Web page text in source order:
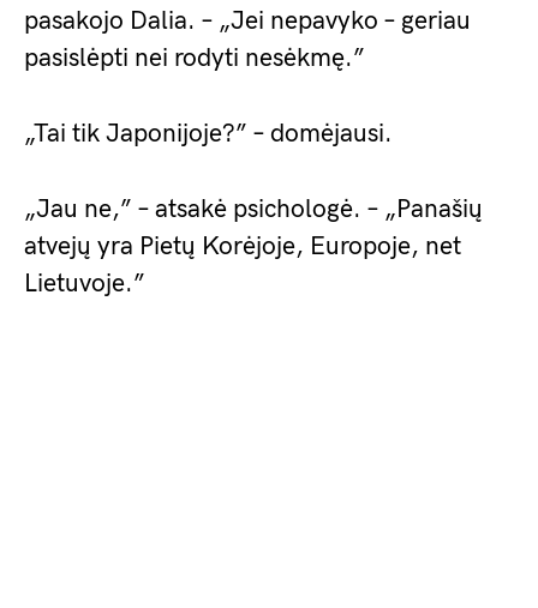
pasakojo Dalia. – „Jei nepavyko – geriau
pasislėpti nei rodyti nesėkmę.”
„Tai tik Japonijoje?” – domėjausi.
„Jau ne,” – atsakė psichologė. – „Panašių
atvejų yra Pietų Korėjoje, Europoje, net
Lietuvoje.”